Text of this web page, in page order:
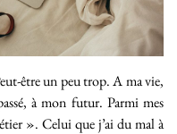
être un peu trop. A ma vie,
à mon futur. Parmi mes
». Celui que j’ai du mal à